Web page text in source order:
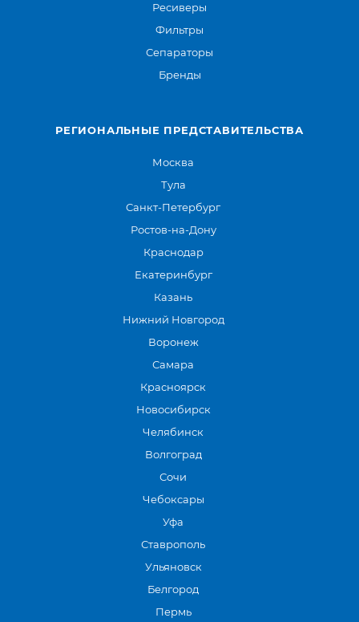
Ресиверы
Фильтры
Сепараторы
Бренды
РЕГИОНАЛЬНЫЕ ПРЕДСТАВИТЕЛЬСТВА
Москва
Тула
Санкт-Петербург
Ростов-на-Дону
Краснодар
Екатеринбург
Казань
Нижний Новгород
Воронеж
Самара
Красноярск
Новосибирск
Челябинск
Волгоград
Сочи
Чебоксары
Уфа
Ставрополь
Ульяновск
Белгород
Пермь